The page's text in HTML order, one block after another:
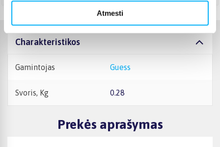
Atmesti
Charakteristikos
Gamintojas Guess
Svoris, Kg 0.28
Prekės aprašymas